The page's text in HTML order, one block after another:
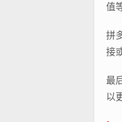
值
拼
接
最
以